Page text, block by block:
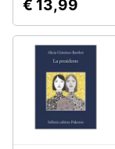
€ 13,99